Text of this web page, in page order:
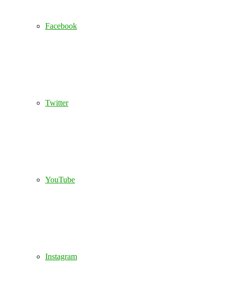
Facebook
Twitter
YouTube
Instagram